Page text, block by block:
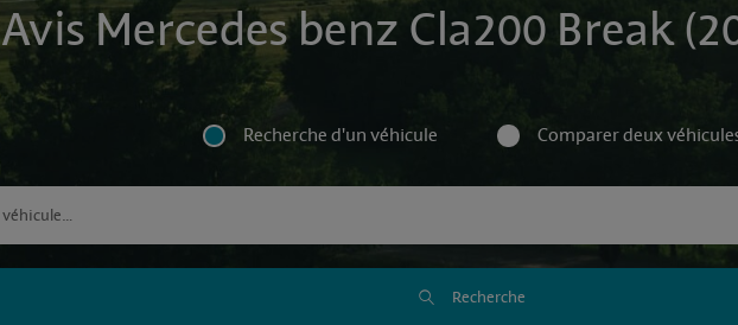
Avis Mercedes benz Cla200 Break
Recherche d'un véhicule Comparer deux
Recherche